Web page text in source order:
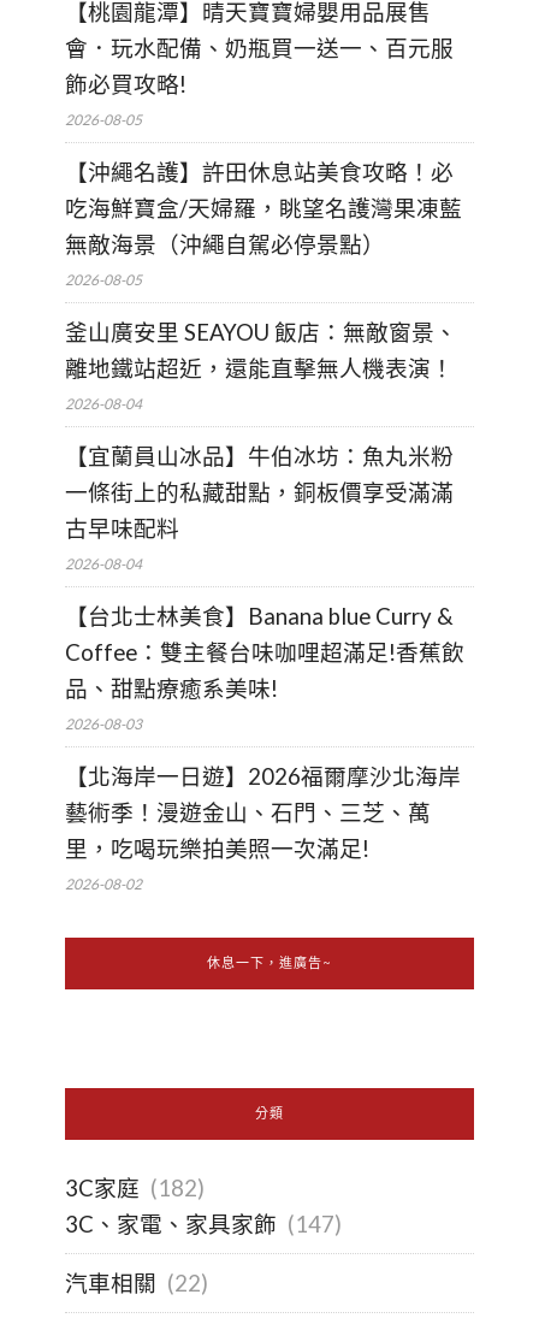
【桃園龍潭】晴天寶寶婦嬰用品展售
會．玩水配備、奶瓶買一送一、百元服
飾必買攻略!
2026-08-05
【沖繩名護】許田休息站美食攻略！必
吃海鮮寶盒/天婦羅，眺望名護灣果凍藍
無敵海景（沖繩自駕必停景點）
2026-08-05
釜山廣安里 SEAYOU 飯店：無敵窗景、
離地鐵站超近，還能直擊無人機表演！
2026-08-04
【宜蘭員山冰品】牛伯冰坊：魚丸米粉
一條街上的私藏甜點，銅板價享受滿滿
古早味配料
2026-08-04
【台北士林美食】Banana blue Curry &
Coffee：雙主餐台味咖哩超滿足!香蕉飲
品、甜點療癒系美味!
2026-08-03
【北海岸一日遊】2026福爾摩沙北海岸
藝術季！漫遊金山、石門、三芝、萬
里，吃喝玩樂拍美照一次滿足!
2026-08-02
休息一下，進廣告~
分類
3C家庭 (182)
3C、家電、家具家飾 (147)
汽車相關 (22)